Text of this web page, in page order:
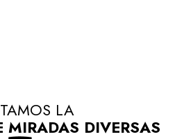
LA
MIRADAS DIVERSAS